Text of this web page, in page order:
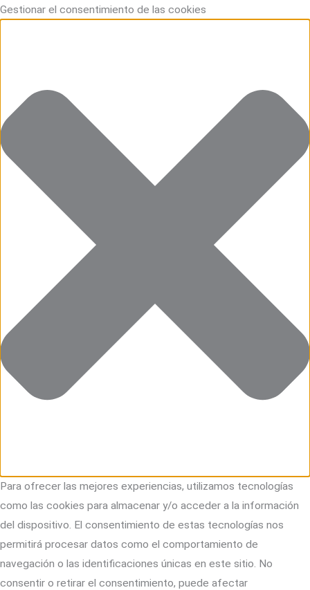
Gestionar el consentimiento de las cookies
Para ofrecer las mejores experiencias, utilizamos tecnologías
como las cookies para almacenar y/o acceder a la información
del dispositivo. El consentimiento de estas tecnologías nos
permitirá procesar datos como el comportamiento de
navegación o las identificaciones únicas en este sitio. No
consentir o retirar el consentimiento, puede afectar
Funcional
Preferencias
Estadísticas
Marketing
Ir